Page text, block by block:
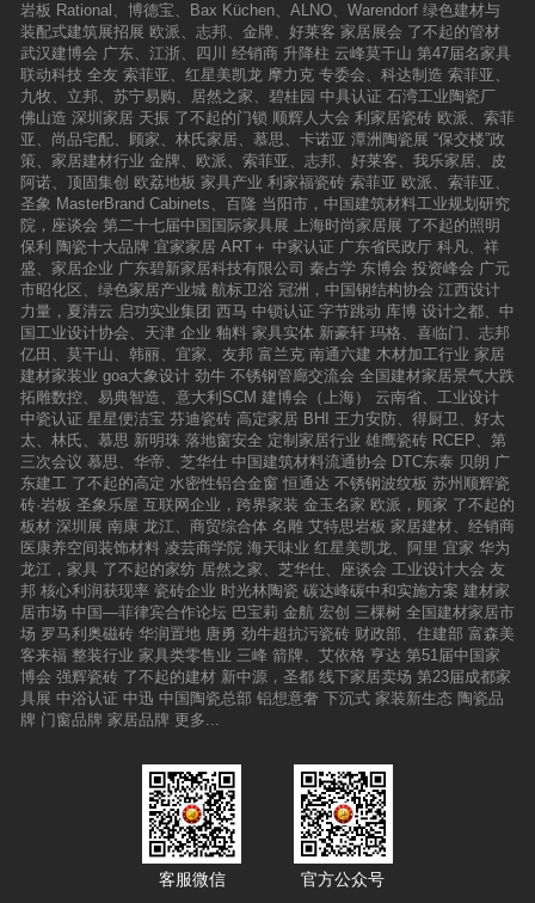
岩板 Rational、博德宝、Bax Küchen、ALNO、Warendorf 绿色建材与
装配式建筑展招展 欧派、志邦、金牌、好莱客 家居展会 了不起的管材
武汉建博会 广东、江浙、四川 经销商 升降柱 云峰莫干山 第47届名家具
联动科技 全友 索菲亚、红星美凯龙 摩力克 专委会、科达制造 索菲亚、
九牧、立邦、苏宁易购、居然之家、碧桂园 中具认证 石湾工业陶瓷厂
佛山造 深圳家居 天振 了不起的门锁 顺辉人大会 利家居瓷砖 欧派、索菲
亚、尚品宅配、顾家、林氏家居、慕思、卡诺亚 潭洲陶瓷展 “保交楼”政
策、家居建材行业 金牌、欧派、索菲亚、志邦、好莱客、我乐家居、皮
阿诺、顶固集创 欧荔地板 家具产业 利家福瓷砖 索菲亚 欧派、索菲亚、
圣象 MasterBrand Cabinets、百隆 当阳市，中国建筑材料工业规划研究
院，座谈会 第二十七届中国国际家具展 上海时尚家居展 了不起的照明
保利 陶瓷十大品牌 宜家家居 ART＋ 中家认证 广东省民政厅 科凡、祥
盛、家居企业 广东碧新家居科技有限公司 秦占学 东博会 投资峰会 广元
市昭化区、绿色家居产业城 航标卫浴 冠洲，中国钢结构协会 江西设计
力量，夏清云 启功实业集团 西马 中锁认证 字节跳动 库博 设计之都、中
国工业设计协会、天津 企业 釉料 家具实体 新豪轩 玛格、喜临门、志邦
亿田、莫干山、韩丽、宜家、友邦 富兰克 南通六建 木材加工行业 家居
建材家装业 goa大象设计 劲牛 不锈钢管廊交流会 全国建材家居景气大跌
拓雕数控、易典智造、意大利SCM 建博会（上海）
云南省、工业设计
中瓷认证 星星便洁宝 芬迪瓷砖 高定家居 BHI
王力安防、得厨卫、好太
太、林氏、慕思 新明珠 落地窗安全 定制家居行业 雄鹰瓷砖 RCEP、第
三次会议 慕思、华帝、芝华仕 中国建筑材料流通协会 DTC东泰 贝朗 广
东建工 了不起的高定 水密性铝合金窗 恒通达 不锈钢波纹板 苏州顺辉瓷
砖·岩板 圣象乐屋 互联网企业，跨界家装 金玉名家 欧派，顾家 了不起的
板材 深圳展 南康 龙江、商贸综合体 名雕 艾特思岩板 家居建材、经销商
医康养空间装饰材料 凌芸商学院 海天味业 红星美凯龙、阿里 宜家 华为
龙江，家具 了不起的家纺 居然之家、芝华仕、座谈会 工业设计大会 友
邦 核心利润获现率 瓷砖企业 时光林陶瓷 碳达峰碳中和实施方案 建材家
居市场 中国—菲律宾合作论坛 巴宝莉 金航 宏创 三棵树 全国建材家居市
场 罗马利奥磁砖 华润置地 唐勇 劲牛超抗污瓷砖 财政部、住建部 富森美
客来福 整装行业 家具类零售业 三峰 箭牌、艾依格 亨达 第51届中国家
博会 强辉瓷砖 了不起的建材 新中源，圣都 线下家居卖场 第23届成都家
具展 中浴认证 中迅 中国陶瓷总部 铝想意奢 下沉式 家装新生态 陶瓷品
牌 门窗品牌 家居品牌 更多...
客服微信 官方公众号